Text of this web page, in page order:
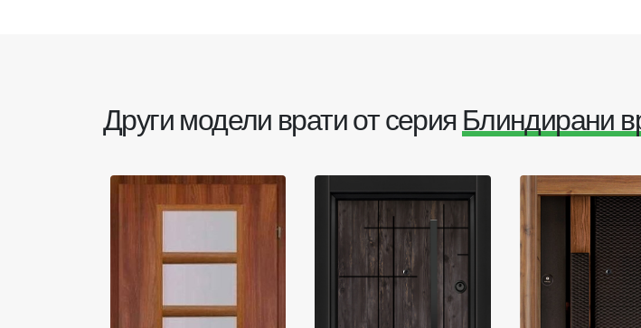
Други модели врати от серияБлиндирани